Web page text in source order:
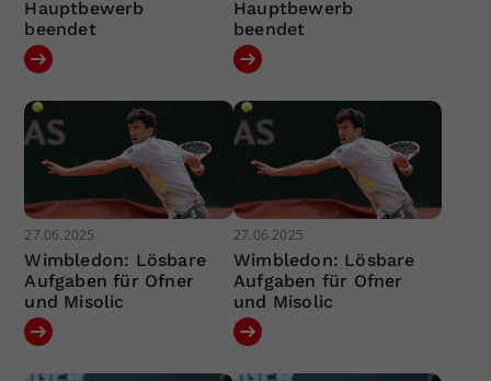
Hauptbewerb
beendet
Hauptbewerb
beendet
27.06.2025
Wimbledon: Lösbare
Aufgaben für Ofner
und Misolic
27.06.2025
Wimbledon: Lösbare
Aufgaben für Ofner
und Misolic